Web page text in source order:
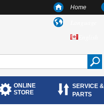
Home
ONLINE
STORE
SERVICE &
PARTS